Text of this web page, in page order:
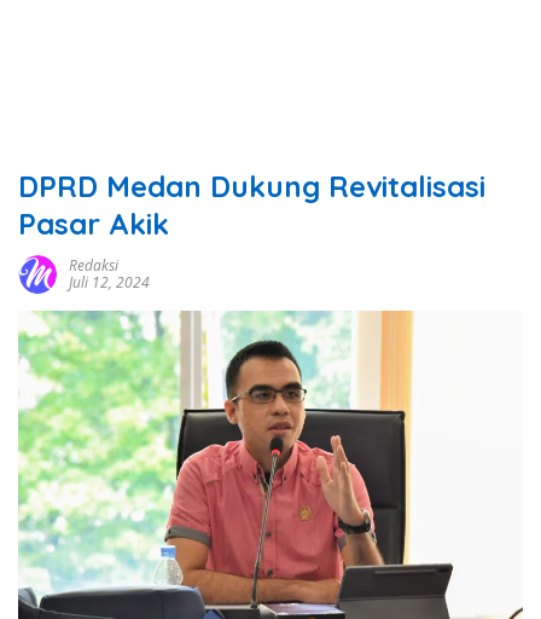
DPRD Medan Dukung Revitalisasi
Pasar Akik
Redaksi
Juli 12, 2024